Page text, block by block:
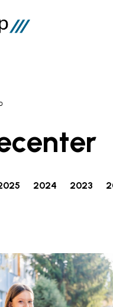
Services
2024 2023